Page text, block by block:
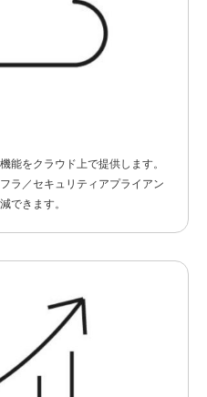
能をクラウド上で提供します。
ラ／セキュリティアプライアン
できます。